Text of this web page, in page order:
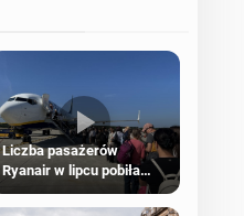
Liczba pasażerów
Ryanair w lipcu pobiła
rekord